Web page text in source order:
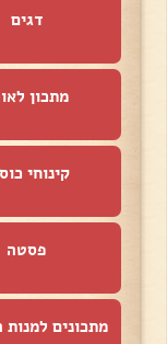
דגים
מתכון
קינוחי
פסטה
מתכונים למנות